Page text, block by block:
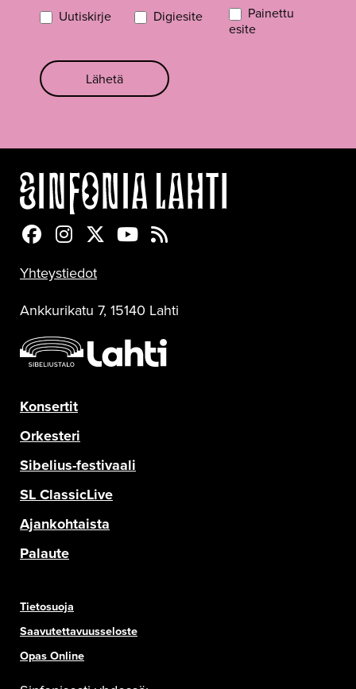
Uutiskirje Digiesite
Painettu
esite
Lähetä
Sinfonia Lahti Facebookissa
Sinfonia Lahti Instagramissa
Sinfonia Lahti Twitterissä
Sinfonia Lahti YouTubessa
Sinfonia Lahti RSS-feed
Yhteystiedot
Ankkurikatu 7, 15140 Lahti
Konsertit
Orkesteri
Sibelius-festivaali
SL ClassicLive
Ajankohtaista
Palaute
Tietosuoja
Saavutettavuusseloste
Opas Online